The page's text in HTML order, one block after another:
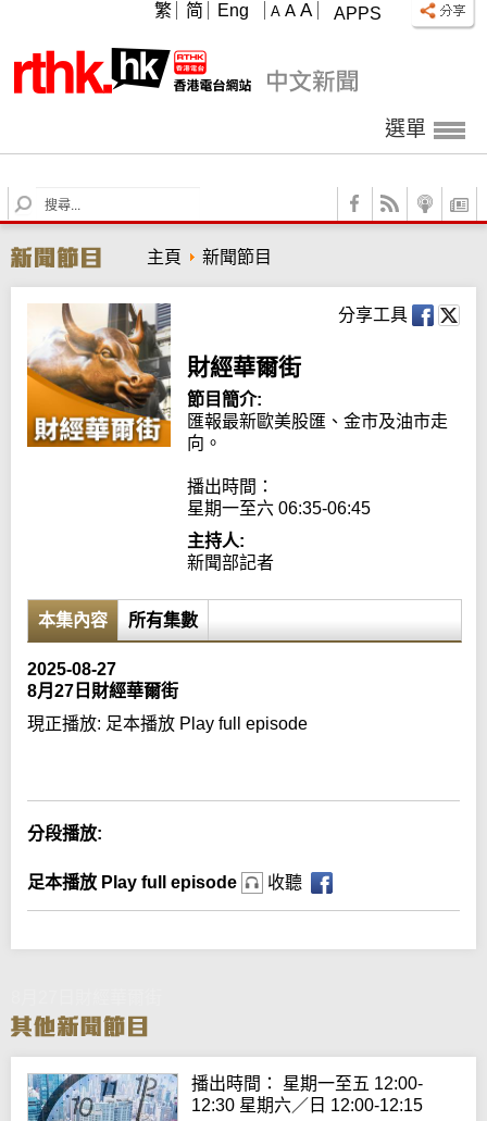
APPS
A A A
繁 简 Eng
選單
S
e
r
c
h
主頁 新聞節目
分享工具
財經華爾街
節目簡介:
匯報最新歐美股匯、金市及油市走
向。
播出時間：
星期一至六 06:35-06:45
主持人:
新聞部記者
本集內容 所有集數
2025-08-27
8月27日財經華爾街
現正播放: 足本播放 Play full episode
分段播放:
足本播放 Play full episode 收聽
播出時間： 星期一至五 12:00-
12:30 星期六／日 12:00-12:15